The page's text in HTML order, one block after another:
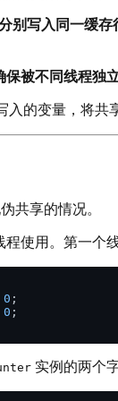
别写入同一缓
保被不同线程独
入的变量，将
共享的情况。
程使用。第一个
0 ;
0 ;
实例的两个